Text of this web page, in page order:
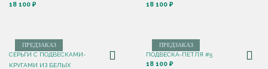
18 100 ₽ 18 100 ₽
ПРЕДЗАКАЗ
СЕРЬГИ С ПОДВЕСКАМИ-
КРУГАМИ ИЗ БЕЛЫХ
ПРЕДЗАКАЗ
ПОДВЕСКА-ПЕТЛЯ #5
18 100 ₽